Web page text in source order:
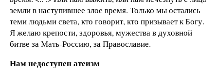
земли в наступившее злое время. Только мы остались
теми людьми света, кто говорит, кто призывает к Богу.
Я желаю крепости, здоровья, мужества в духовной
битве за Мать-Россию, за Православие.
Нам недоступен атеизм